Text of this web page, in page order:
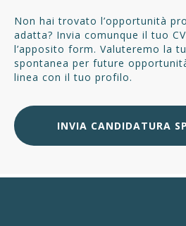
Non hai trovato l’opportunità
adatta? Invia comunque il tuo
l’apposito form. Valuteremo la
spontanea per future
linea con il tuo profilo.
INVIA CANDIDATURA